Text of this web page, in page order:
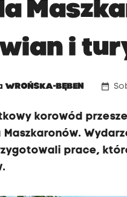
i
WROŃSKA-BĘBEN date_range
korowód
prace,